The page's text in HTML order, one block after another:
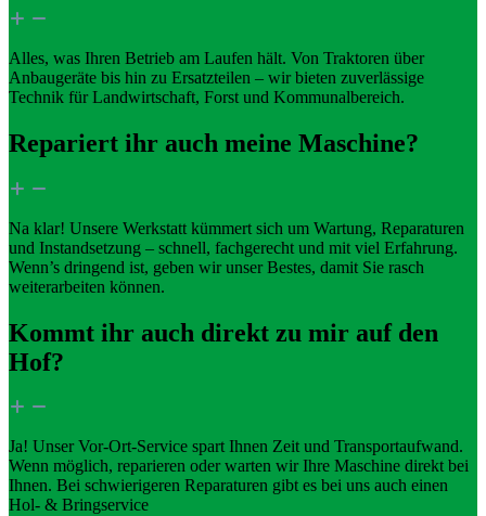
Alles, was Ihren Betrieb am Laufen hält. Von Traktoren über
Anbaugeräte bis hin zu Ersatzteilen – wir bieten zuverlässige
Technik für Landwirtschaft, Forst und Kommunalbereich.
Repariert ihr auch meine Maschine?
Na klar! Unsere Werkstatt kümmert sich um Wartung, Reparaturen
und Instandsetzung – schnell, fachgerecht und mit viel Erfahrung.
Wenn’s dringend ist, geben wir unser Bestes, damit Sie rasch
weiterarbeiten können.
Kommt ihr auch direkt zu mir auf den
Hof?
Ja! Unser Vor-Ort-Service spart Ihnen Zeit und Transportaufwand.
Wenn möglich, reparieren oder warten wir Ihre Maschine direkt bei
Ihnen. Bei schwierigeren Reparaturen gibt es bei uns auch einen
Hol- & Bringservice